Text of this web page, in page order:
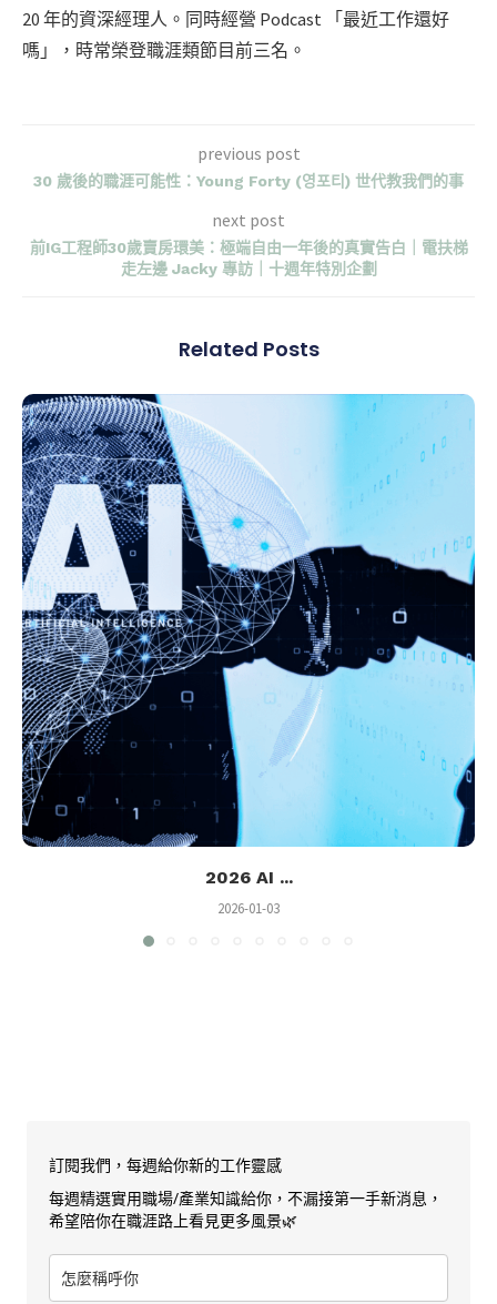
20 年的資深經理人。同時經營 Podcast 「最近工作還好
嗎」，時常榮登職涯類節目前三名。
previous post
30 歲後的職涯可能性：Young Forty (영포티) 世代教我們的事
next post
前IG工程師30歲賣房環美：極端自由一年後的真實告白｜電扶梯
走左邊 Jacky 專訪｜十週年特別企劃
Related Posts
2026 AI ...
2026-01-03
訂閱我們，每週給你新的工作靈感
每週精選實用職場/產業知識給你，不漏接第一手新消息，
希望陪你在職涯路上看見更多風景🌿